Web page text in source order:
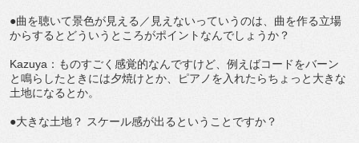
●曲を聴いて景色が見える／見えないっていうのは、曲を作る立場
からするとどういうところがポイントなんでしょうか？
Kazuya：ものすごく感覚的なんですけど、例えばコードをバーン
と鳴らしたときには夕焼けとか、ピアノを入れたらちょっと大きな
土地になるとか。
●大きな土地？ スケール感が出るということですか？